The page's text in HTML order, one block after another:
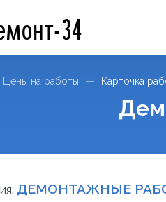
34
Цены на работы Карточка
ДЕМОНТАЖНЫЕ